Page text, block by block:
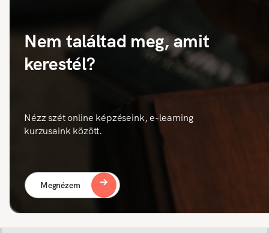
Nem találtad meg, amit
kerestél?
Nézz szét online képzéseink, e-learning
kurzusaink között.
Megnézem